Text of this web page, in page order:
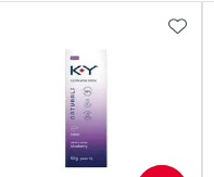
AOS FAVORITOS